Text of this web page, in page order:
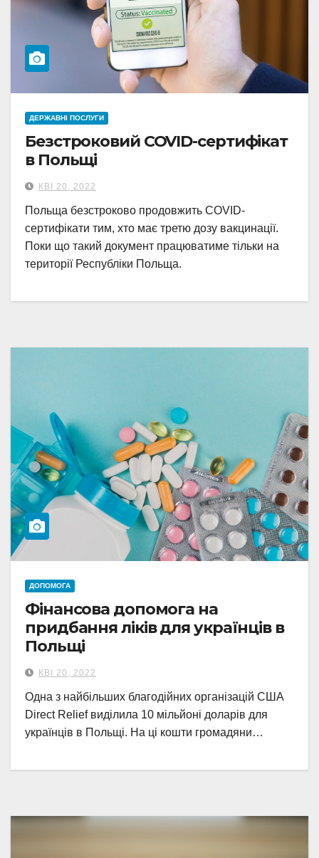
ДЕРЖАВНІ ПОСЛУГИ
Безстроковий COVID-сертифікат
в Польщі
КВІ 20, 2022
Польща безстроково продовжить COVID-
сертифікати тим, хто має третю дозу вакцинації.
Поки що такий документ працюватиме тільки на
території Республіки Польща.
ДОПОМОГА
Фінансова допомога на
придбання ліків для українців в
Польщі
КВІ 20, 2022
Одна з найбільших благодійних організацій США
Direct Relief виділила 10 мільйоні доларів для
українців в Польщі. На ці кошти громадяни…